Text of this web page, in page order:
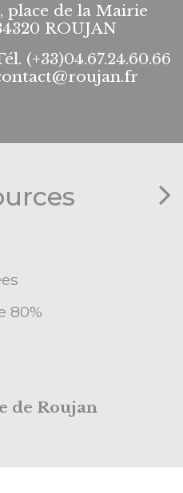
place de la Mairie
ROUJAN
(+33)04.67.24.60.66
80%
de Roujan